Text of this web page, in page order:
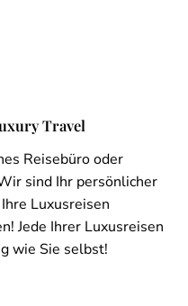
Travel
Reisebüro oder
sind Ihr persönlicher
Luxusreisen
Jede Ihrer Luxusreisen
wie Sie selbst!